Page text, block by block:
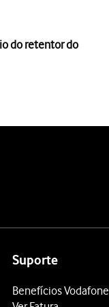
do retentor do
Suporte
Benefícios Vodafone